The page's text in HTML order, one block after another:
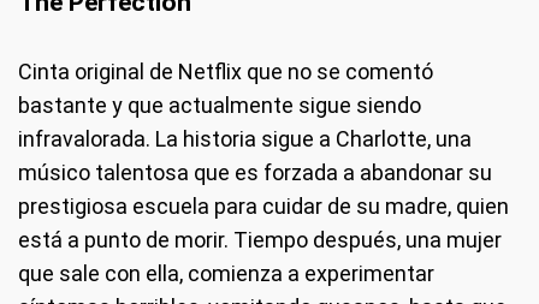
Cinta original de Netflix que no se comentó
bastante y que actualmente sigue siendo
infravalorada. La historia sigue a Charlotte, una
músico talentosa que es forzada a abandonar su
prestigiosa escuela para cuidar de su madre, quien
está a punto de morir. Tiempo después, una mujer
que sale con ella, comienza a experimentar